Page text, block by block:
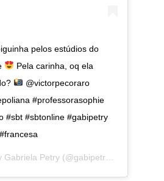
pelos estúdios do
Pela carinha, oq ela
@victorpecoraro
#professorasophie
#sbt #sbtonline #gabipetry
Gabriela Petry (@gabipetry) on